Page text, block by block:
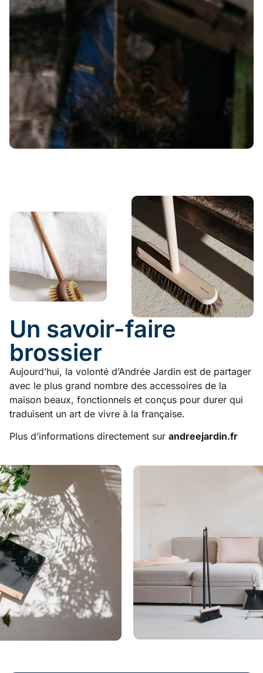
Un savoir-faire
brossier
Aujourd’hui, la volonté d’Andrée Jardin est de partager
avec le plus grand nombre des accessoires de la
maison beaux, fonctionnels et conçus pour durer qui
traduisent un art de vivre à la française.
Plus d’informations directement sur andreejardin.fr